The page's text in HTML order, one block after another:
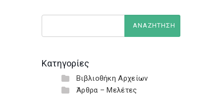
Κατηγορίες
Βιβλιοθήκη Αρχείων
Άρθρα – Μελέτες